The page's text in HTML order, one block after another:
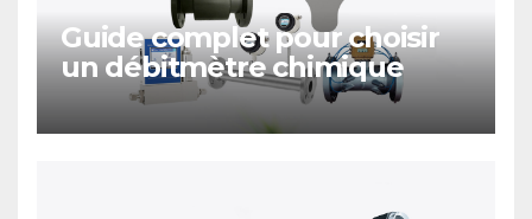
Guide complet pour choisir
un débitmètre chimique